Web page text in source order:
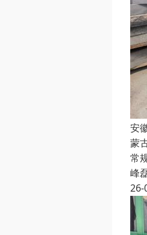
安
蒙
常
峰
26-